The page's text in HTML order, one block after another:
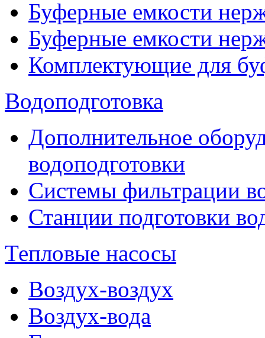
Буферные емкости
Буферные емкости
Комплектующие для
Водоподготовка
Дополнительное
водоподготовки
Системы фильтрации
Станции подготовки
Тепловые насосы
Воздух-воздух
Воздух-вода